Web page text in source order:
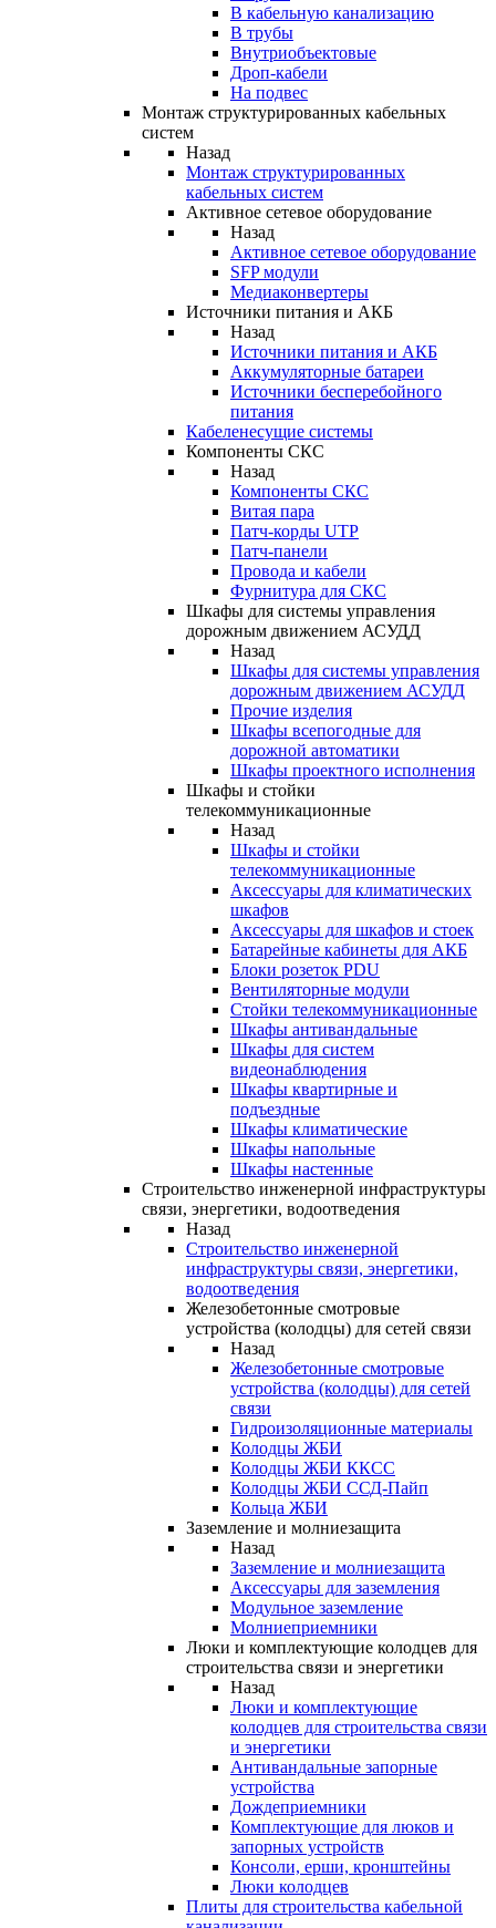
В кабельную канализацию
В трубы
Внутриобъектовые
Дроп-кабели
На подвес
Монтаж структурированных кабельных
систем
Назад
Монтаж структурированных
кабельных систем
Активное сетевое оборудование
Назад
Активное сетевое оборудование
SFP модули
Медиаконвертеры
Источники питания и АКБ
Назад
Источники питания и АКБ
Аккумуляторные батареи
Источники бесперебойного
питания
Кабеленесущие системы
Компоненты СКС
Назад
Компоненты СКС
Витая пара
Патч-корды UTP
Патч-панели
Провода и кабели
Фурнитура для СКС
Шкафы для системы управления
дорожным движением АСУДД
Назад
Шкафы для системы управления
дорожным движением АСУДД
Прочие изделия
Шкафы всепогодные для
дорожной автоматики
Шкафы проектного исполнения
Шкафы и стойки
телекоммуникационные
Назад
Шкафы и стойки
телекоммуникационные
Аксессуары для климатических
шкафов
Аксессуары для шкафов и стоек
Батарейные кабинеты для АКБ
Блоки розеток PDU
Вентиляторные модули
Стойки телекоммуникационные
Шкафы антивандальные
Шкафы для систем
видеонаблюдения
Шкафы квартирные и
подъездные
Шкафы климатические
Шкафы напольные
Шкафы настенные
Строительство инженерной инфраструктуры
связи, энергетики, водоотведения
Назад
Строительство инженерной
инфраструктуры связи, энергетики,
водоотведения
Железобетонные смотровые
устройства (колодцы) для сетей связи
Назад
Железобетонные смотровые
устройства (колодцы) для сетей
связи
Гидроизоляционные материалы
Колодцы ЖБИ
Колодцы ЖБИ ККСС
Колодцы ЖБИ ССД-Пайп
Кольца ЖБИ
Заземление и молниезащита
Назад
Заземление и молниезащита
Аксессуары для заземления
Модульное заземление
Молниеприемники
Люки и комплектующие колодцев для
строительства связи и энергетики
Назад
Люки и комплектующие
колодцев для строительства связи
и энергетики
Антивандальные запорные
устройства
Дождеприемники
Комплектующие для люков и
запорных устройств
Консоли, ерши, кронштейны
Люки колодцев
Плиты для строительства кабельной